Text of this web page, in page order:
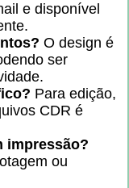
e disponível
O design é
ser
Para edição,
CDR é
impressão?
ou